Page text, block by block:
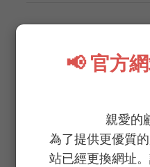
📢 官方
親愛的
為了提供更優質
站已經更換網址
無農藥 無病蟲害